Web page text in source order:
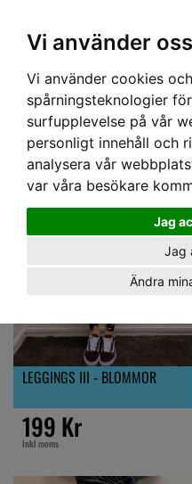
Vi använder
Vi använder cookies
spårningsteknologier
surfupplevelse på vår
personligt innehåll och
analysera vår
var våra besökare
Jag
Jag
Ändra
Hem› DAM› LEGGINGS
LEGGINGS
LEGGINGS III - BLOMMOR
199 Kr
Inkl moms